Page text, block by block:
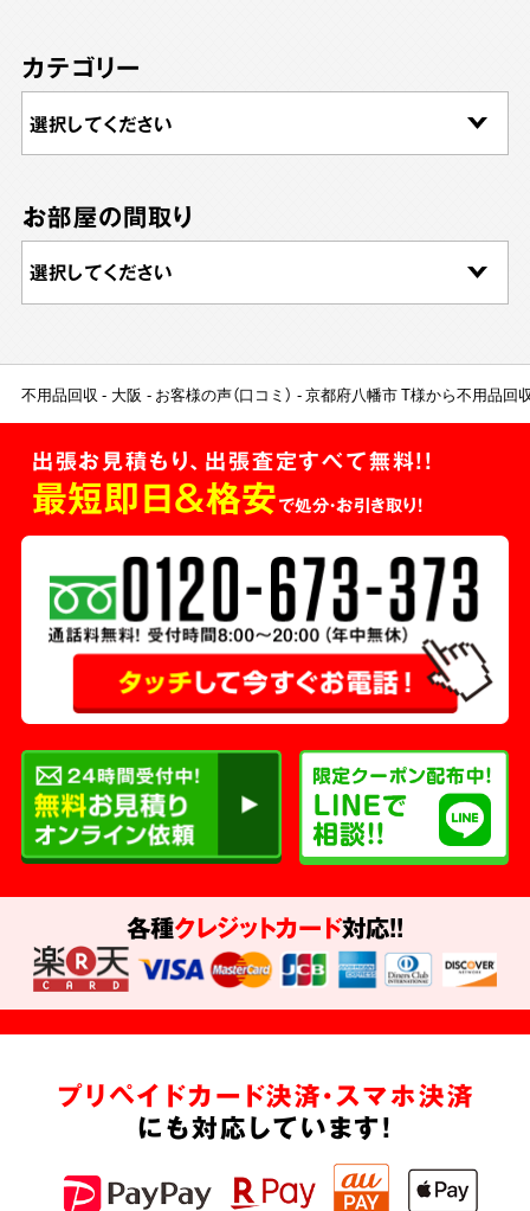
カテゴリー
お部屋の間取り
不用品回収 大阪 お客様の声（口コミ） 京都府八幡市 T様から不用品回
出張お見積もり、出張査定すべて無料!!
最短即日＆格安で処分・お引き取り！
各種クレジットカード対応!!
プリペイドカード決済・スマホ決済
にも対応しています!